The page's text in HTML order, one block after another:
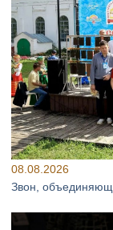
08.08.2026
Звон,